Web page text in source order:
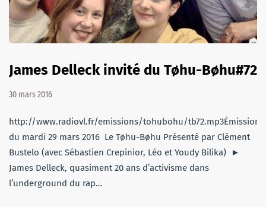
James Delleck invité du Tøhu-Bøhu#72
30 mars 2016
http://www.radiovl.fr/emissions/tohubohu/tb72.mp3Émission
du mardi 29 mars 2016 Le Tøhu-Bøhu Présenté par Clément
Bustelo (avec Sébastien Crepinior, Léo et Youdy Bilika) ►
James Delleck, quasiment 20 ans d’activisme dans
l’underground du rap…